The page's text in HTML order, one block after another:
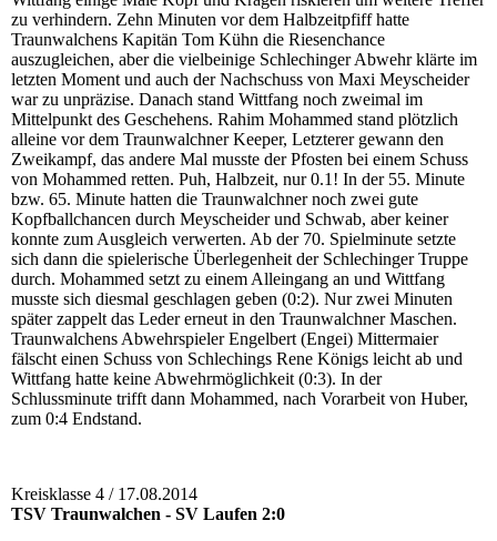
zu verhindern. Zehn Minuten vor dem Halbzeitpfiff hatte
Traunwalchens Kapitän Tom Kühn die Riesenchance
auszugleichen, aber die vielbeinige Schlechinger Abwehr klärte im
letzten Moment und auch der Nachschuss von Maxi Meyscheider
war zu unpräzise. Danach stand Wittfang noch zweimal im
Mittelpunkt des Geschehens. Rahim Mohammed stand plötzlich
alleine vor dem Traunwalchner Keeper, Letzterer gewann den
Zweikampf, das andere Mal musste der Pfosten bei einem Schuss
von Mohammed retten. Puh, Halbzeit, nur 0.1! In der 55. Minute
bzw. 65. Minute hatten die Traunwalchner noch zwei gute
Kopfballchancen durch Meyscheider und Schwab, aber keiner
konnte zum Ausgleich verwerten. Ab der 70. Spielminute setzte
sich dann die spielerische Überlegenheit der Schlechinger Truppe
durch. Mohammed setzt zu einem Alleingang an und Wittfang
musste sich diesmal geschlagen geben (0:2). Nur zwei Minuten
später zappelt das Leder erneut in den Traunwalchner Maschen.
Traunwalchens Abwehrspieler Engelbert (Engei) Mittermaier
fälscht einen Schuss von Schlechings Rene Königs leicht ab und
Wittfang hatte keine Abwehrmöglichkeit (0:3). In der
Schlussminute trifft dann Mohammed, nach Vorarbeit von Huber,
zum 0:4 Endstand.
Kreisklasse 4 / 17.08.2014
TSV Traunwalchen - SV Laufen 2:0